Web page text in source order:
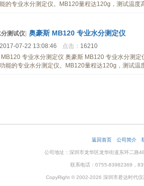
的专业水分测定仪。MB120量程达120g，测试温度
测试仪] 奥豪斯 MB120 专业水分测定仪
2017-07-22 13:08:46 点击： 16210
专业水分测定仪 奥豪斯 MB120 专业水分测
能的专业水分测定仪。MB120量程达120g，测试温
返回首页 公司简介
公司地址：深圳市龙华区龙华街道东环二
联系电话：0755-83982369，
CopyRight © 2002-2026 深圳市君达时代